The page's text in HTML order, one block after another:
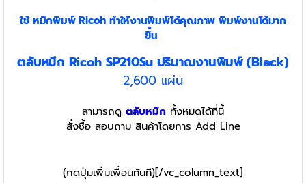
ใช้ หมึกพิมพ์ Ricoh ทำให้งานพิมพ์ได้คุณภาพ พิมพ์งานได้มาก
ขึ้น
ตลับหมึก Ricoh SP210Su ปริมาณงานพิมพ์ (Black)
2,600 แผ่น
สามารถดู ตลับหมึก ทั้งหมดได้ที่นี้
สั่งซื้อ สอบถาม สินค้าโดยการ Add Line
(กดปุ่มเพิ่มเพื่อนทันที)[/vc_column_text]